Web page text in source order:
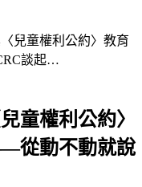
兒童權利公約〉教育
談起…
童權利公約〉
從動不動就說